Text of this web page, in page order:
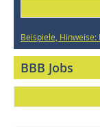
Beispiele,
BBB Jobs